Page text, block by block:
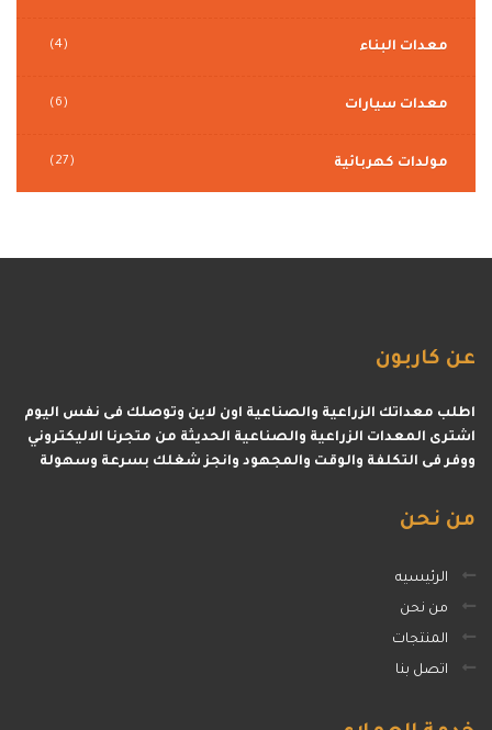
معدات البناء (4)
معدات سيارات (6)
مولدات كهربائية (27)
عن كاربون
اطلب معداتك الزراعية والصناعية اون لاين وتوصلك فى نفس اليوم
اشترى المعدات الزراعية والصناعية الحديثة من متجرنا الاليكتروني
ووفر فى التكلفة والوقت والمجهود وانجز شغلك بسرعة وسهولة
من نحن
الرئيسيه
من نحن
المنتجات
اتصل بنا